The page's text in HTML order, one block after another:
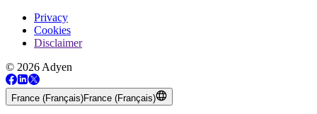
Privacy
Cookies
Disclaimer
© 2026 Adyen
France (Français)France (Français)